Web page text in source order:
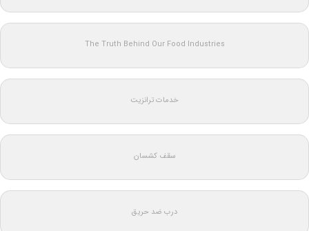
The Truth Behind Our Food Industries
خدمات ترانزیت
سقف کشسان
درب ضد حریق